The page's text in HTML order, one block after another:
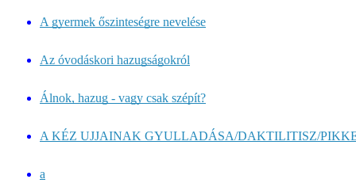
A gyermek őszinteségre nevelése
Az óvodáskori hazugságokról
Álnok, hazug - vagy csak szépít?
A KÉZ UJJAINAK GYULLADÁSA/DAKTILITISZ/
a